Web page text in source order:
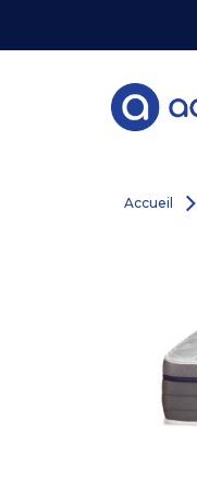
Accueil